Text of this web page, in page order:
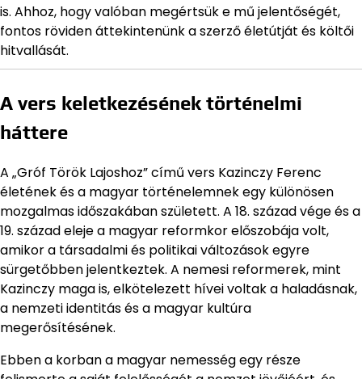
is. Ahhoz, hogy valóban megértsük e mű jelentőségét,
fontos röviden áttekintenünk a szerző életútját és költői
hitvallását.
A vers keletkezésének történelmi
háttere
A „Gróf Török Lajoshoz” című vers Kazinczy Ferenc
életének és a magyar történelemnek egy különösen
mozgalmas időszakában született. A 18. század vége és a
19. század eleje a magyar reformkor előszobája volt,
amikor a társadalmi és politikai változások egyre
sürgetőbben jelentkeztek. A nemesi reformerek, mint
Kazinczy maga is, elkötelezett hívei voltak a haladásnak,
a nemzeti identitás és a magyar kultúra
megerősítésének.
Ebben a korban a magyar nemesség egy része